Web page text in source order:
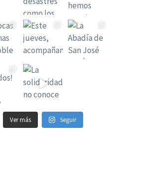
Ver más Seguir